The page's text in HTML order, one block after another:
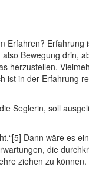
Erfahren?
Bewegung drin,
herzustellen.
ist in der Erfahrung
Seglerin, soll
Dann wäre es
die
ziehen zu